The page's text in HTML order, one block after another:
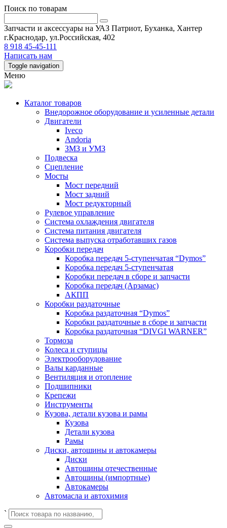
Поиск по товарам
Запчасти и аксессуары на УАЗ Патриот, Буханка, Хантер
г.Краснодар, ул.Российская, 402
8 918 45-45-111
Написать нам
Toggle navigation
Меню
Каталог товаров
Внедорожное оборудование и усиленные детали
Двигатели
Iveco
Andoria
ЗМЗ и УМЗ
Подвеска
Сцепление
Мосты
Мост передний
Мост задний
Мост редукторный
Рулевое управление
Система охлаждения двигателя
Система питания двигателя
Система выпуска отработавших газов
Коробки передач
Коробка передач 5-ступенчатая “Dymos”
Коробка передач 5-ступенчатая
Коробки передач в сборе и запчасти
Коробка передач (Арзамас)
АКПП
Коробки раздаточные
Коробка раздаточная “Dymos”
Коробки раздаточные в сборе и запчасти
Коробка раздаточная “DIVGI WARNER”
Тормоза
Колеса и ступицы
Электрооборудование
Валы карданные
Вентиляция и отопление
Подшипники
Крепежи
Инструменты
Кузова, детали кузова и рамы
Кузова
Детали кузова
Рамы
Диски, автошины и автокамеры
Диски
Автошины отечественные
Автошины (импортные)
Автокамеры
Автомасла и автохимия
`